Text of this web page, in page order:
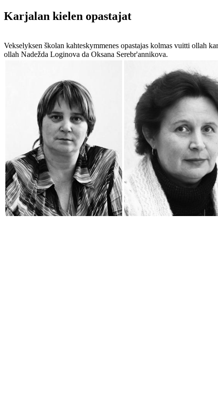
Karjalan kielen opastajat
Vekselyksen školan kahteskymmenes opastajas kolmas vuitti ollah
ollah Nadežda Loginova da Oksana Serebr'annikova.